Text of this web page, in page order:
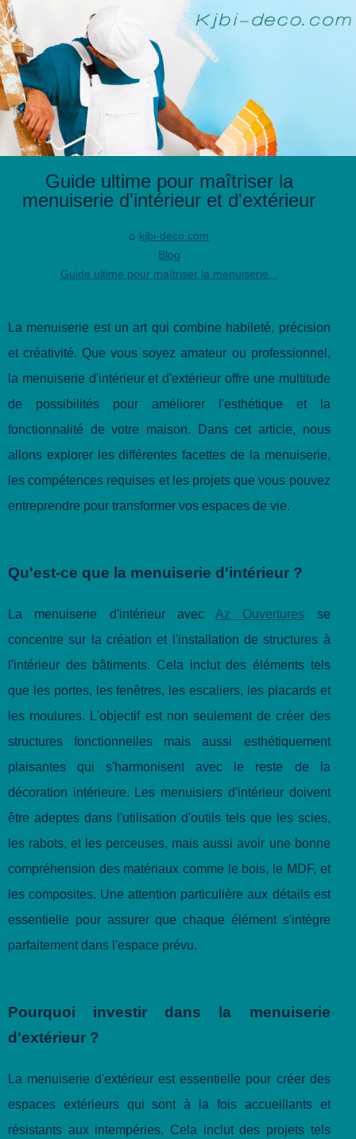
Guide ultime pour maîtriser la
menuiserie d'intérieur et d'extérieur
kjbi-deco.com
Blog
Guide ultime pour maîtriser la menuiserie...
La menuiserie est un art qui combine habileté, précision
et créativité. Que vous soyez amateur ou professionnel,
la menuiserie d'intérieur et d'extérieur offre une multitude
de possibilités pour améliorer l'esthétique et la
fonctionnalité de votre maison. Dans cet article, nous
allons explorer les différentes facettes de la menuiserie,
les compétences requises et les projets que vous pouvez
entreprendre pour transformer vos espaces de vie.
Qu'est-ce que la menuiserie d'intérieur ?
La menuiserie d'intérieur avecAz Ouvertures se
concentre sur la création et l'installation de structures à
l'intérieur des bâtiments. Cela inclut des éléments tels
que les portes, les fenêtres, les escaliers, les placards et
les moulures. L'objectif est non seulement de créer des
structures fonctionnelles mais aussi esthétiquement
plaisantes qui s'harmonisent avec le reste de la
décoration intérieure. Les menuisiers d'intérieur doivent
être adeptes dans l'utilisation d'outils tels que les scies,
les rabots, et les perceuses, mais aussi avoir une bonne
compréhension des matériaux comme le bois, le MDF, et
les composites. Une attention particulière aux détails est
essentielle pour assurer que chaque élément s'intègre
parfaitement dans l'espace prévu.
Pourquoi investir dans la menuiserie
d'extérieur ?
La menuiserie d'extérieur est essentielle pour créer des
espaces extérieurs qui sont à la fois accueillants et
résistants aux intempéries. Cela inclut des projets tels